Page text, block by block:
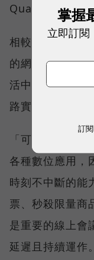
Quality）。
相較於傳統下載
的網路表現，這
活中的整體體驗
路實力、最難取
「可靠性體驗
各種數位應用，
時刻不中斷的能
票、秒殺限量商
是重要的線上會
延遲且持續運作。
掌握
立即訂閱
訂